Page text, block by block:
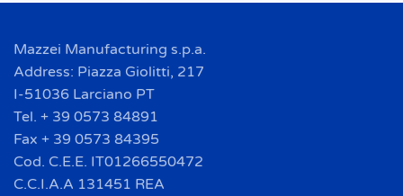
Mazzei Manufacturing s.p.a.
Address: Piazza Giolitti, 217
I-51036 Larciano PT
Tel. + 39 0573 84891
Fax + 39 0573 84395
Cod. C.E.E. IT01266550472
C.C.I.A.A 131451 REA